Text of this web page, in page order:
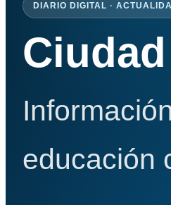
DIARIO DIGITAL ·
educación